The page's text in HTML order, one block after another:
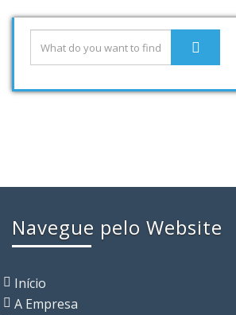
Navegue pelo Website
Início
A Empresa